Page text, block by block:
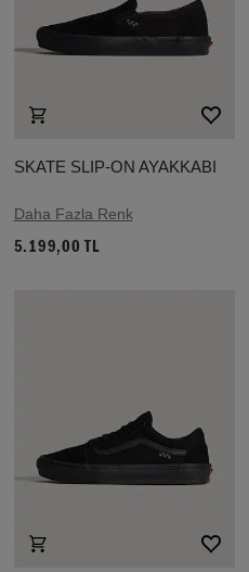
SKATE SLIP-ON AYAKKABI
Daha Fazla Renk
5.199,00 TL